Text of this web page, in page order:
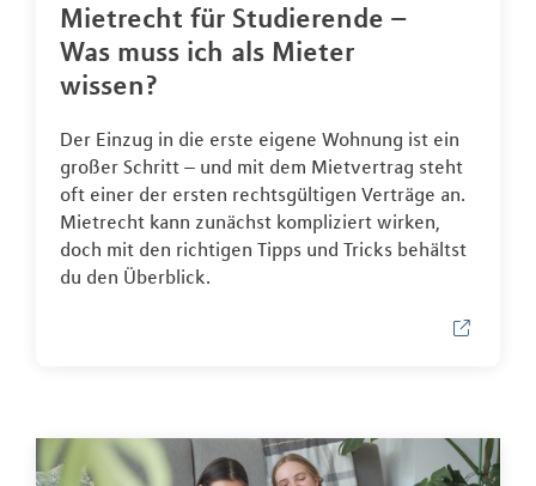
Mietrecht für Studierende –
Was muss ich als Mieter
wissen?
Der Einzug in die erste eigene Wohnung ist ein
großer Schritt – und mit dem Mietvertrag steht
oft einer der ersten rechtsgültigen Verträge an.
Mietrecht kann zunächst kompliziert wirken,
doch mit den richtigen Tipps und Tricks behältst
du den Überblick.